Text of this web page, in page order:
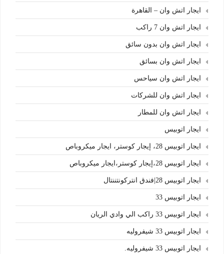
ايجار اتش وان – القاهرة
ايجار اتش وان 7 راكب
ايجار اتش وان بدون سائق
ايجار اتش وان بسائق
ايجار اتش وان سياحس
ايجار اتش وان للشركات
ايجار اتش وان للمطار
ايجار اتوبيس
ايجار اتوبيس 28، إيجار كوستر، ايجار ميكروباص
ايجار اتوبيس 28،إيجار كوستر،ايجار ميكروباص
ايجار اتوبيس 28|فندق انتركونتننتال
ايجار اتوبيس 33
ايجار اتوبيس 33 راكب الي وادي الريان
ايجار اتوبيس 33 شيفروليه
ايجار اتوبيس 33 شيفروليه.